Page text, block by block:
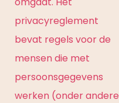
privacyreglement
bevat regels voor de
mensen die met
persoonsgegevens
werken (onder andere